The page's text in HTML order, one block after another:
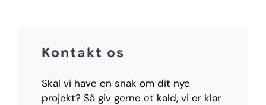
Kontakt os
Skal vi have en snak om dit nye
projekt? Så giv gerne et kald, vi er klar